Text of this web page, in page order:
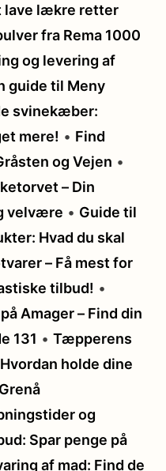
lave lækre retter
fra Rema 1000
og levering af
guide til Meny
svinekæber:
mere! • Find
og Vejen •
– Din
velvære • Guide til
Hvad du skal
– Få mest for
tilbud! •
Amager – Find din
131 • Tæpperens
holde dine
Grenå
og
Spar penge på
af mad: Find de